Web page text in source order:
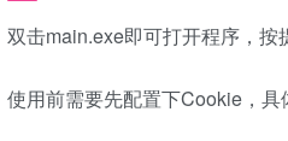
双击main.exe即可打开程序，
使用前需要先配置下Cookie，